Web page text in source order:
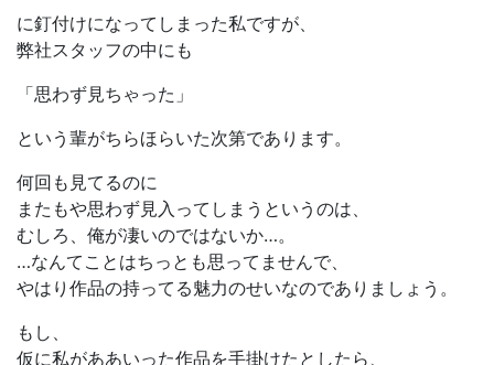
に釘付けになってしまった私ですが、
弊社スタッフの中にも
「思わず見ちゃった」
という輩がちらほらいた次第であります。
何回も見てるのに
またもや思わず見入ってしまうというのは、
むしろ、俺が凄いのではないか…。
…なんてことはちっとも思ってませんで、
やはり作品の持ってる魅力のせいなのでありましょう。
もし、
仮に私がああいった作品を手掛けたとしたら、